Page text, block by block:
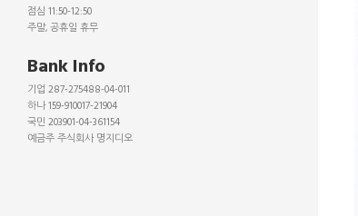
점심 11:50-12:50
주말, 공휴일 휴무
Bank Info
기업 287-275488-04-011
하나 159-910017-21904
국민 203901-04-361154
예금주 주식회사 명지디오